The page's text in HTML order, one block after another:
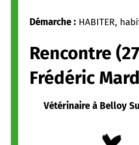
Démarche : HABITER,
Rencontre
Frédéric
Vétérinaire à Belloy